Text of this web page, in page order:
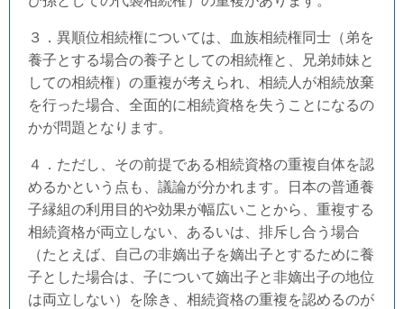
３．異順位相続権については、血族相続権同士（弟を
養子とする場合の養子としての相続権と、兄弟姉妹と
しての相続権）の重複が考えられ、相続人が相続放棄
を行った場合、全面的に相続資格を失うことになるの
かが問題となります。
４．ただし、その前提である相続資格の重複自体を認
めるかという点も、議論が分かれます。日本の普通養
子縁組の利用目的や効果が幅広いことから、重複する
相続資格が両立しない、あるいは、排斥し合う場合
（たとえば、自己の非嫡出子を嫡出子とするために養
子とした場合は、子について嫡出子と非嫡出子の地位
は両立しない）を除き、相続資格の重複を認めるのが